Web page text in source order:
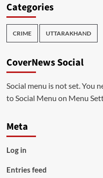
Categories
CRIME UTTARAKHAND
CoverNews Social
Social menu is not set. You
to Social Menu on Menu
Meta
Log in
Entries feed